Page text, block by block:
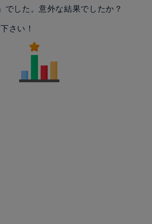
した。意外な結果でしたか？
さい！